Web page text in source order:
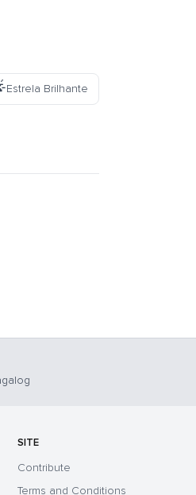
Estrela Brilhante
SITE
Contribute
Terms and Conditions